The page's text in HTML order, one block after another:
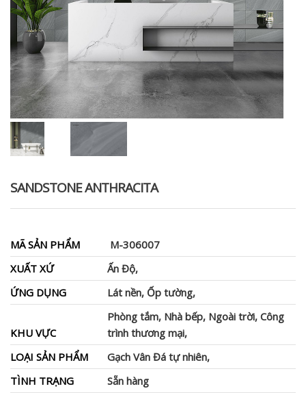
SANDSTONE ANTHRACITA
MÃ SẢN PHẨM
M-306007
XUẤT XỨ
Ấn Độ,
ỨNG DỤNG
Lát nền, Ốp tường,
KHU VỰC
Phòng tắm, Nhà bếp, Ngoài trời, Công
trình thương mại,
LOẠI SẢN PHẨM
Gạch Vân Đá tự nhiên,
TÌNH TRẠNG
Sẵn hàng